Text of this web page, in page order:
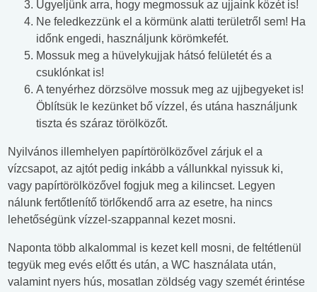
Ügyeljünk arra, hogy megmossuk az ujjaink közét is!
Ne feledkezzünk el a körmünk alatti területről sem! Ha
időnk engedi, használjunk körömkefét.
Mossuk meg a hüvelykujjak hátsó felületét és a
csuklónkat is!
A tenyérhez dörzsölve mossuk meg az ujjbegyeket is!
Öblítsük le kezünket bő vízzel, és utána használjunk
tiszta és száraz törölközőt.
Nyilvános illemhelyen papírtörölközővel zárjuk el a
vízcsapot, az ajtót pedig inkább a vállunkkal nyissuk ki,
vagy papírtörölközővel fogjuk meg a kilincset. Legyen
nálunk fertőtlenítő törlőkendő arra az esetre, ha nincs
lehetőségünk vízzel-szappannal kezet mosni.
Naponta több alkalommal is kezet kell mosni, de feltétlenül
tegyük meg evés előtt és után, a WC használata után,
valamint nyers hús, mosatlan zöldség vagy szemét érintése